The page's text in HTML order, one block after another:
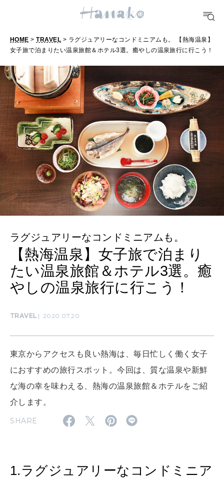
[12星座別] Monthly Love Holoscope
女神まり愛のタロットメッセージ
算命学がわかる今月のあなた
自分にやさしく
LEARN
知る、考える
MAMA
ママもいろいろ
わたしができること
CULTURE
自分を耕す
いい人生って？
特集
HOME >TRAVEL > ラグジュアリーなコンドミニアムも。 【熱海温泉】
女子旅で泊まりたい温泉旅館＆ホテル3選。癒やしの温泉旅行に行こう！
ラグジュアリーなコンドミニアムも。
【熱海温泉】女子旅で泊まり
たい温泉旅館＆ホテル3選。癒
やしの温泉旅行に行こう！
TRAVEL 2020.07.20
東京からアクセスも良い熱海は、毎日忙しく働く女子
におすすめの旅行スポット。今回は、質な温泉や新鮮
な海の幸を味わえる、熱海の温泉旅館＆ホテルをご紹
介します。
SHARE
1.ラグジュアリーなコンドミニア